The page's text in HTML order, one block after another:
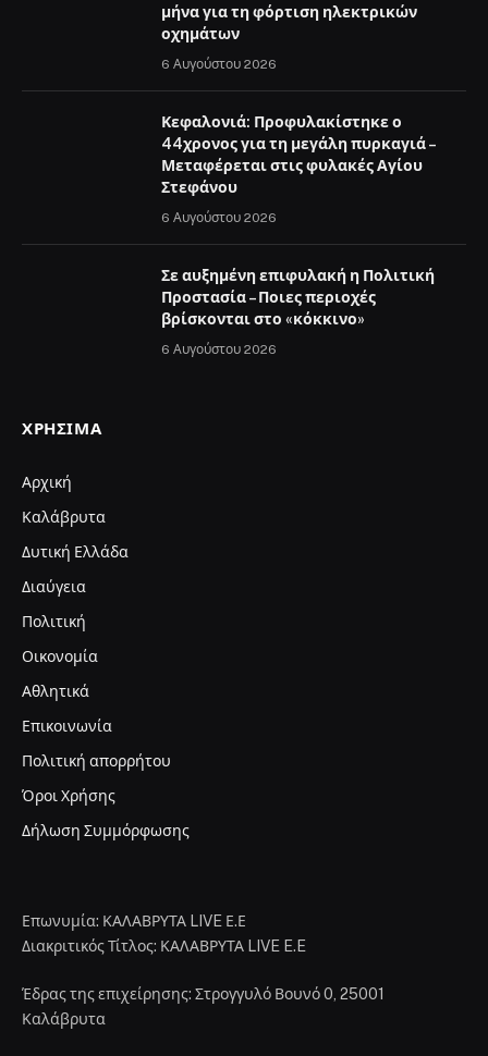
μήνα για τη φόρτιση ηλεκτρικών
οχημάτων
6 Αυγούστου 2026
Κεφαλονιά: Προφυλακίστηκε ο
44χρονος για τη μεγάλη πυρκαγιά –
Μεταφέρεται στις φυλακές Αγίου
Στεφάνου
6 Αυγούστου 2026
Σε αυξημένη επιφυλακή η Πολιτική
Προστασία – Ποιες περιοχές
βρίσκονται στο «κόκκινο»
6 Αυγούστου 2026
ΧΡΉΣΙΜΑ
Αρχική
Καλάβρυτα
Δυτική Ελλάδα
Διαύγεια
Πολιτική
Οικονομία
Αθλητικά
Επικοινωνία
Πολιτική απορρήτου
Όροι Χρήσης
Δήλωση Συμμόρφωσης
Επωνυμία: ΚΑΛΑΒΡΥΤΑ LIVE Ε.Ε
Διακριτικός Τίτλος: ΚΑΛΑΒΡΥΤΑ LIVE E.E
Έδρας της επιχείρησης: Στρογγυλό Βουνό 0, 25001
Καλάβρυτα